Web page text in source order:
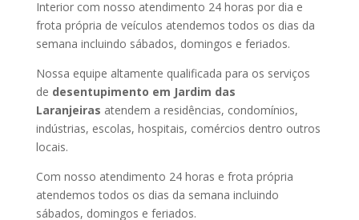
Interior com nosso atendimento 24 horas por dia e
frota própria de veículos atendemos todos os dias da
semana incluindo sábados, domingos e feriados.
Nossa equipe altamente qualificada para os serviços
de desentupimento em Jardim das
Laranjeiras atendem a residências, condomínios,
indústrias, escolas, hospitais, comércios dentro outros
locais.
Com nosso atendimento 24 horas e frota própria
atendemos todos os dias da semana incluindo
sábados, domingos e feriados.